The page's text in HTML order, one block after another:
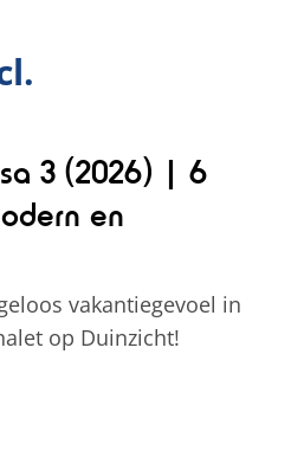
3 (2026) | 6
en
vakantiegevoel in
op Duinzicht!